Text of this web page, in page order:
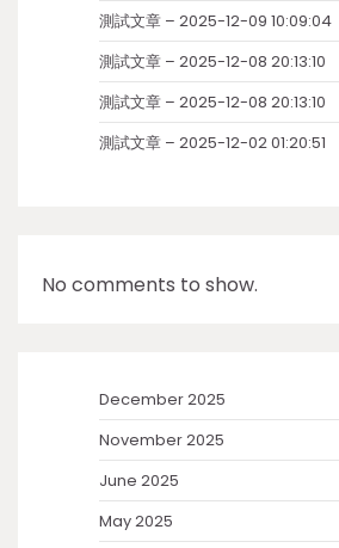
測試文章 – 2025-12-09 10:09:04
測試文章 – 2025-12-08 20:13:10
測試文章 – 2025-12-08 20:13:10
測試文章 – 2025-12-02 01:20:51
No comments to show.
December 2025
November 2025
June 2025
May 2025